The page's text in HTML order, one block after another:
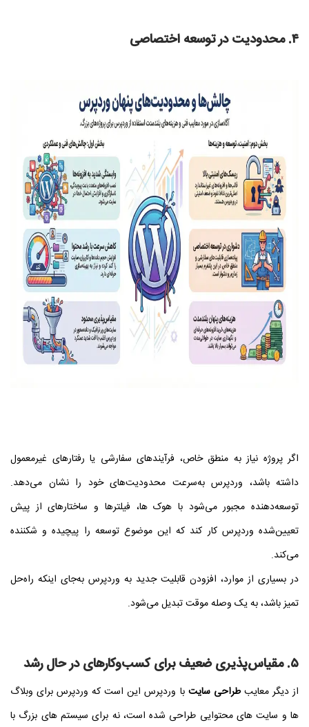
۴. محدودیت در توسعه اختصاصی
اگر پروژه نیاز به منطق خاص، فرآیندهای سفارشی یا رفتارهای غیرمعمول
داشته باشد، وردپرس به‌سرعت محدودیت‌های خود را نشان می‌دهد.
توسعه‌دهنده مجبور می‌شود با هوک‌ ها، فیلترها و ساختارهای از پیش
تعیین‌شده وردپرس کار کند که این موضوع توسعه را پیچیده و شکننده
می‌کند.
در بسیاری از موارد، افزودن قابلیت جدید به وردپرس به‌جای اینکه راه‌حل
تمیز باشد، به یک وصله موقت تبدیل می‌شود.
۵. مقیاس‌پذیری ضعیف برای کسب‌وکارهای در حال رشد
از دیگر معایبطراحی سایت با وردپرس این است که وردپرس برای وبلاگ‌
ها و سایت‌ های محتوایی طراحی شده است، نه برای سیستم‌ های بزرگ با